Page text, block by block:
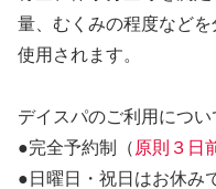
量、むくみの程度など
使用されます。
デイスパのご利用につい
●完全予約制（ 原則３日
●日曜日・祝日はお休み